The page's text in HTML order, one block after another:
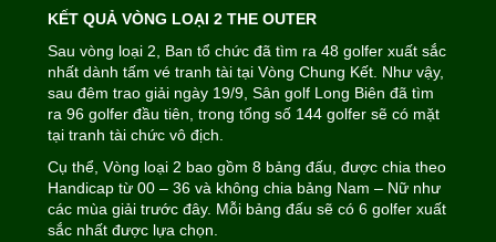
KẾT QUẢ VÒNG LOẠI 2 THE OUTER
Sau vòng loại 2, Ban tổ chức đã tìm ra 48 golfer xuất sắc
nhất dành tấm vé tranh tài tại Vòng Chung Kết. Như vậy,
sau đêm trao giải ngày 19/9, Sân golf Long Biên đã tìm
ra 96 golfer đầu tiên, trong tổng số 144 golfer sẽ có mặt
tại tranh tài chức vô địch.
Cụ thể, Vòng loại 2 bao gồm 8 bảng đấu, được chia theo
Handicap từ 00 – 36 và không chia bảng Nam – Nữ như
các mùa giải trước đây. Mỗi bảng đấu sẽ có 6 golfer xuất
sắc nhất được lựa chọn.